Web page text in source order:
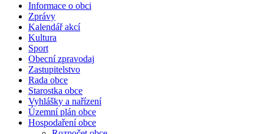
Informace o obci
Zprávy
Kalendář akcí
Kultura
Sport
Obecní zpravodaj
Zastupitelstvo
Rada obce
Starostka obce
Vyhlášky a nařízení
Územní plán obce
Hospodaření obce